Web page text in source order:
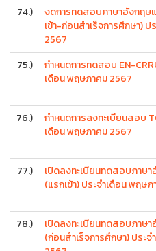
74.)
งดการทดสอบภาษาอังกฤษแ
เข้า-ก่อนสำเร็จการศึกษา) ป
2567
75.)
กำหนดการทดสอบ EN-
เดือน พฤษภาคม 2567
76.)
กำหนดการลงทะเบียนสอบ
เดือน พฤษภาคม 2567
77.)
เปิดลงทะเบียนทดสอบภาษา
(แรกเข้า) ประจำเดือน พฤษ
78.)
เปิดลงทะเบียนทดสอบภาษา
(ก่อนสำเร็จการศึกษา) ประ